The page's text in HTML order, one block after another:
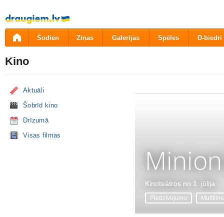
Pāriet
uz
saturu
Šodien Ziņas Galerijas Spēles D-biedri
Kino
Aktuāli
Šobrīd kino
Drīzumā
Visas filmas
Kinoteātros no 1. jūlija
Piedzīvojumu